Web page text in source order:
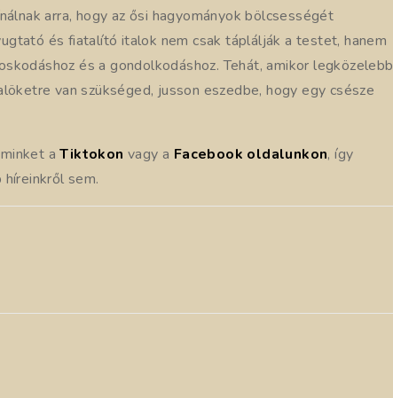
arra, hogy az ősi hagyományok bölcsességét
és fiatalító italok nem csak táplálják a testet, hanem
és a gondolkodáshoz. Tehát, amikor legközelebb
van szükséged, jusson eszedbe, hogy egy csésze
aTiktokon vagy a Facebook oldalunkon, így
sem.